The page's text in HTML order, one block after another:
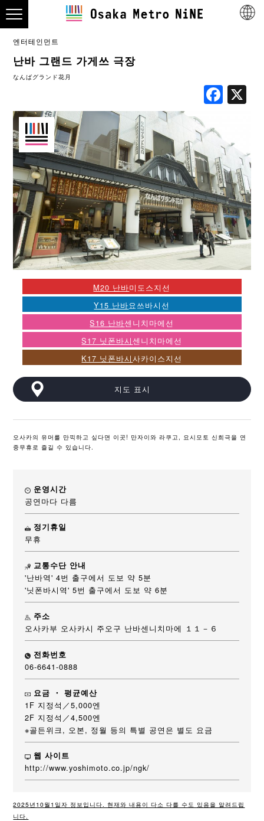
엔터테인먼트
난바 그랜드 가게쓰 극장
なんばグランド花月
M20 난바미도스지선
Y15 난바요쓰바시선
S16 난바센니치마에선
S17 닛폰바시센니치마에선
K17 닛폰바시사카이스지선
지도 표시
오사카의 유머를 만끽하고 싶다면 이곳! 만자이와 라쿠고, 요시모토 신희극을 연
중무휴로 즐길 수 있습니다.
운영시간
공연마다 다름
정기휴일
무휴
교통수단 안내
'난바역' 4번 출구에서 도보 약 5분
'닛폰바시역' 5번 출구에서 도보 약 6분
주소
오사카부 오사카시 주오구 난바센니치마에 １１－６
전화번호
06-6641-0888
요금 ・ 평균예산
1F 지정석／5,000엔
2F 지정석／4,500엔
※골든위크, 오본, 정월 등의 특별 공연은 별도 요금
웹 사이트
http://www.yoshimoto.co.jp/ngk/
2025년10월1일자 정보입니다. 현재와 내용이 다소 다를 수도 있음을 알려드립
니다.